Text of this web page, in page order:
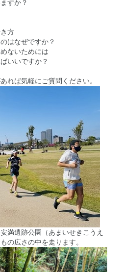
すか？
方
はなぜですか？
ないためには
いいですか？
れば気軽にご質問ください。
満遺跡公園（あまいせきこうえ
の広さの中を走ります。